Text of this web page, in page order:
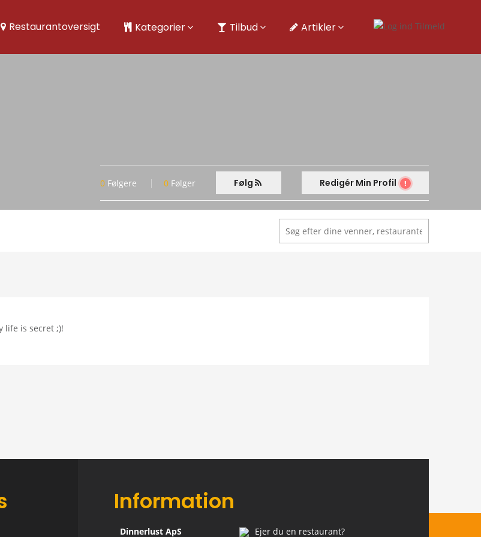
Restaurantoversigt Kategorier Tilbud Artikler
0 Følgere 0 Følger Følg Redigér Min Profil
life is secret ;)!
Information
Dinnerlust ApS Ejer du en restaurant?